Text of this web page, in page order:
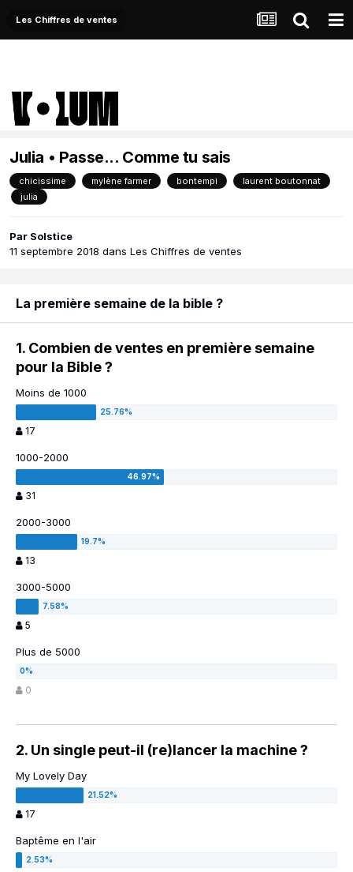
Les Chiffres de ventes
Julia • Passe... Comme tu sais
chicissime mylène farmer bontempi
laurent boutonnat
julia
Par Solstice
11 septembre 2018 dans Les Chiffres de ventes
La première semaine de la bible ?
1. Combien de ventes en première semaine
pour la Bible ?
Moins de 1000
17
1000-2000
31
2000-3000
13
3000-5000
5
Plus de 5000
0
2. Un single peut-il (re)lancer la machine ?
My Lovely Day
17
Baptême en l'air